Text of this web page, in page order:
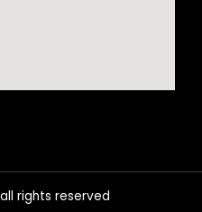
rights reserved